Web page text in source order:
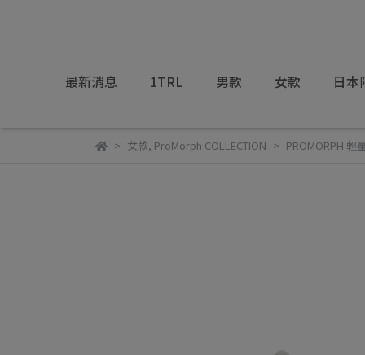
最新消息 1TRL 男款 女款 日本
女款, ProMorph COLLECTION PROMORPH 輕